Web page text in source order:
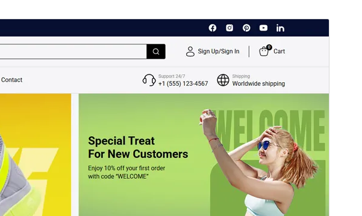
有効インストール数
WordPress バージョン
6.7
7.2